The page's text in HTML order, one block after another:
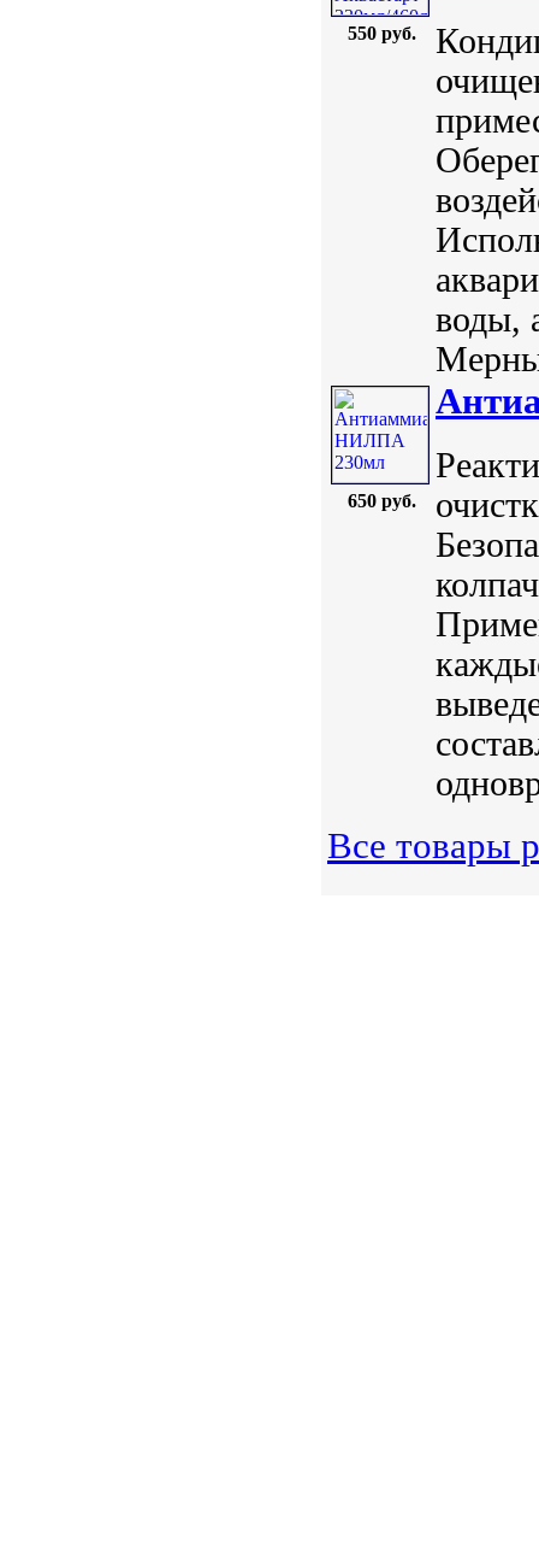
550 руб.
воды,
650 руб.
Все товары